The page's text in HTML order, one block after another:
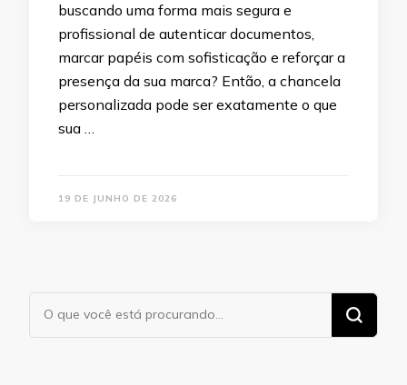
buscando uma forma mais segura e
profissional de autenticar documentos,
marcar papéis com sofisticação e reforçar a
presença da sua marca? Então, a chancela
personalizada pode ser exatamente o que
sua …
19 DE JUNHO DE 2026
Procurando